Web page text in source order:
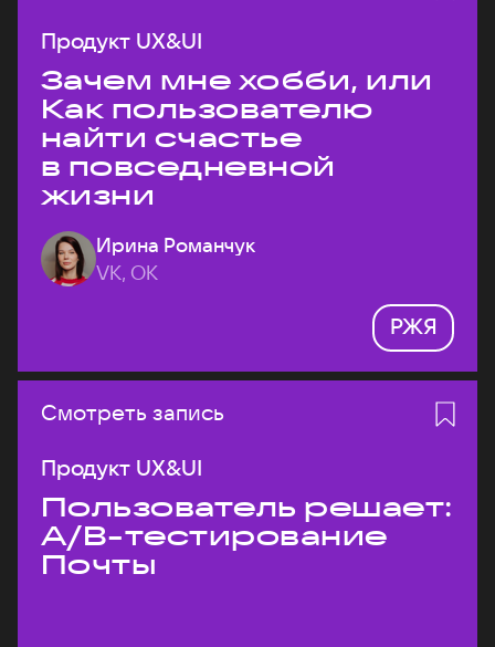
Продукт UX&UI
Зачем мне хобби, или
Как пользователю
найти счастье
в повседневной
жизни
Ирина Романчук
VK, ОК
РЖЯ
Смотреть запись
Продукт UX&UI
Пользователь решает:
A/B-тестирование
Почты